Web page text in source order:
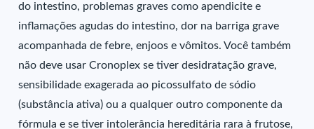
do intestino, problemas graves como apendicite e
inflamações agudas do intestino, dor na barriga grave
acompanhada de febre, enjoos e vômitos. Você também
não deve usar Cronoplex se tiver desidratação grave,
sensibilidade exagerada ao picossulfato de sódio
(substância ativa) ou a qualquer outro componente da
fórmula e se tiver intolerância hereditária rara à frutose,